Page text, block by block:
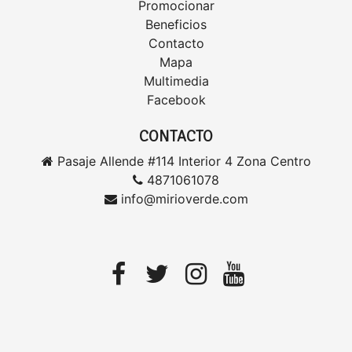
Promocionar
Beneficios
Contacto
Mapa
Multimedia
Facebook
CONTACTO
Pasaje Allende #114 Interior 4 Zona Centro
4871061078
info@mirioverde.com